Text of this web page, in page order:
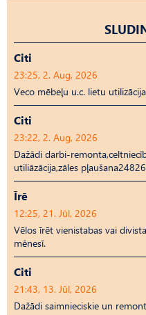
Citi
23:25, 2. Aug, 2026
Veco mēbeļu u.c. lietu
Citi
23:22, 2. Aug, 2026
Dažādi darbi-
utiliāzācija,zāles
Īrē
12:25, 21. Jūl, 2026
Vēlos īrēt vienistabas vai
mēnesī.
Citi
21:43, 13. Jūl, 2026
Dažādi saimnieciskie un